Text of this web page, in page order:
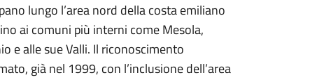
lungo l’area nord della costa emiliano
ai comuni più interni come Mesola,
e alle sue Valli. Il riconoscimento
già nel 1999, con l’inclusione dell’area